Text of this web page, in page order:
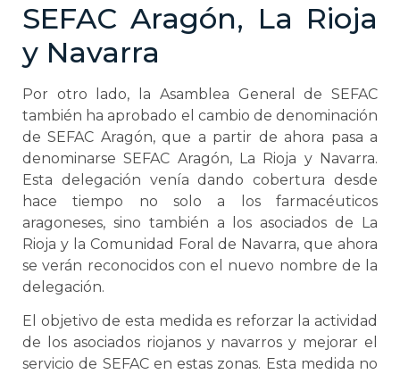
SEFAC Aragón, La Rioja
y Navarra
Por otro lado, la Asamblea General de SEFAC
también ha aprobado el cambio de denominación
de SEFAC Aragón, que a partir de ahora pasa a
denominarse SEFAC Aragón, La Rioja y Navarra.
Esta delegación venía dando cobertura desde
hace tiempo no solo a los farmacéuticos
aragoneses, sino también a los asociados de La
Rioja y la Comunidad Foral de Navarra, que ahora
se verán reconocidos con el nuevo nombre de la
delegación.
El objetivo de esta medida es reforzar la actividad
de los asociados riojanos y navarros y mejorar el
servicio de SEFAC en estas zonas. Esta medida no